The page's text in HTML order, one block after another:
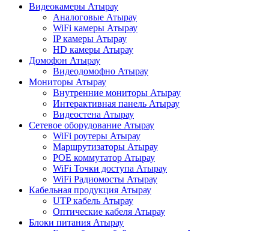
Видеокамеры Атырау
Аналоговые Атырау
WiFi камеры Атырау
IP камеры Атырау
HD камеры Атырау
Домофон Атырау
Видеодомофно Атырау
Мониторы Атырау
Внутренние мониторы Атырау
Интерактивная панель Атырау
Видеостена Атырау
Сетевое оборудование Атырау
WiFi роутеры Атырау
Маршрутизаторы Атырау
POE коммутатор Атырау
WiFi Точки доступа Атырау
WiFi Радиомосты Атырау
Кабельная продукция Атырау
UTP кабель Атырау
Оптические кабеля Атырау
Блоки питания Атырау